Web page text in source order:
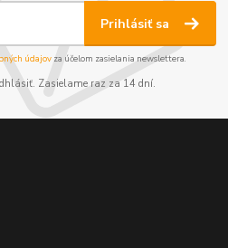
Prihlásiť sa
údajov za účelom zasielania newslettera.
Zasielame raz za 14 dní.